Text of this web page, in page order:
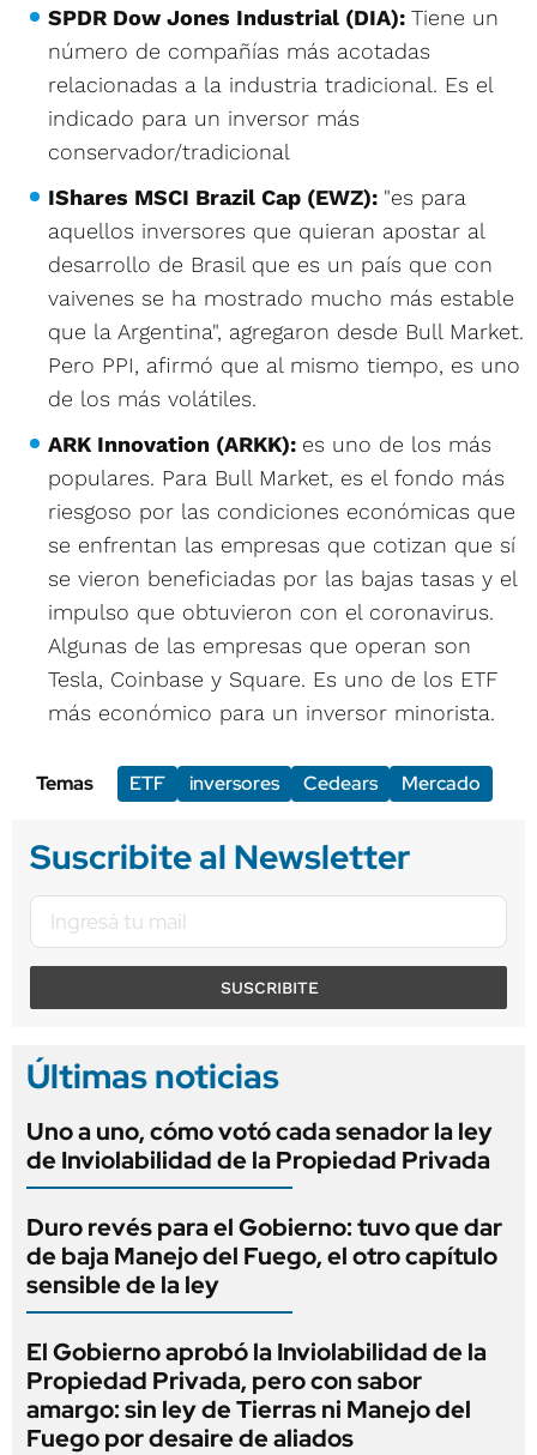
SPDR Dow Jones Industrial (DIA): Tiene un
número de compañías más acotadas
relacionadas a la industria tradicional. Es el
indicado para un inversor más
conservador/tradicional
IShares MSCI Brazil Cap (EWZ): "es para
aquellos inversores que quieran apostar al
desarrollo de Brasil que es un país que con
vaivenes se ha mostrado mucho más estable
que la Argentina", agregaron desde Bull Market.
Pero PPI, afirmó que al mismo tiempo, es uno
de los más volátiles.
ARK Innovation (ARKK): es uno de los más
populares. Para Bull Market, es el fondo más
riesgoso por las condiciones económicas que
se enfrentan las empresas que cotizan que sí
se vieron beneficiadas por las bajas tasas y el
impulso que obtuvieron con el coronavirus.
Algunas de las empresas que operan son
Tesla, Coinbase y Square. Es uno de los ETF
más económico para un inversor minorista.
Temas ETF inversores Cedears Mercado
Suscribite al Newsletter
SUSCRIBITE
Últimas noticias
Uno a uno, cómo votó cada senador la ley
de Inviolabilidad de la Propiedad Privada
Duro revés para el Gobierno: tuvo que dar
de baja Manejo del Fuego, el otro capítulo
sensible de la ley
El Gobierno aprobó la Inviolabilidad de la
Propiedad Privada, pero con sabor
amargo: sin ley de Tierras ni Manejo del
Fuego por desaire de aliados